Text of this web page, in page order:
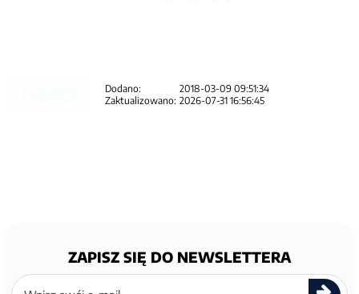
Dodano:
2018-03-09 09:51:34
Zaktualizowano: 2026-07-31 16:56:45
ZAPISZ SIĘ DO NEWSLETTERA
Zapisz
się